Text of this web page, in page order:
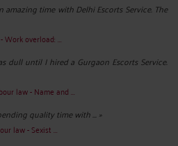
amazing time with Delhi Escorts Service. The
Work overload: ...
dull until I hired a Gurgaon Escorts Service.
law - Name and ...
quality time with ... »
law - Sexist ...